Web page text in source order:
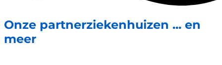
Onze partnerziekenhuizen ... en
meer